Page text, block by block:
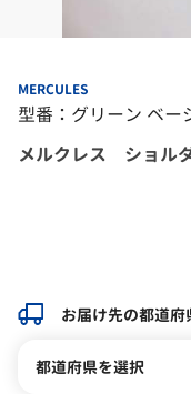
MERCULES
型番：グリーン ベー
メルクレス ショル
お届け先の都道府
都道府県を選択